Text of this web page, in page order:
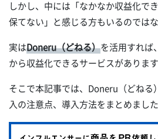
しかし、中には「なかなか収益化で
保てない」と感じる方もいるのでは
実はDoneru（どねる）を活用すれば
から収益化できるサービスがあります
そこで本記事では、Doneru（どねる
入の注意点、導入方法をまとめました